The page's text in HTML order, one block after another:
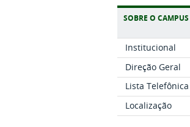
SOBRE O
Institucional
Direção Geral
Lista Telefônica
Localização